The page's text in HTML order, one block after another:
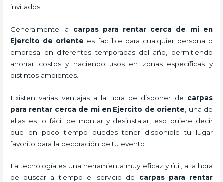
invitados.
Generalmente la carpas para rentar cerca de mi en
Ejercito de oriente es factible para cualquier persona o
empresa en diferentes temporadas del año, permitiendo
ahorrar costos y haciendo usos en zonas específicas y
distintos ambientes.
Existen varias ventajas a la hora de disponer de carpas
para rentar cerca de mi en Ejercito de oriente , una de
ellas es lo fácil de montar y desinstalar, eso quiere decir
que en poco tiempo puedes tener disponible tu lugar
favorito para la decoración de tu evento.
La tecnología es una herramienta muy eficaz y útil, a la hora
de buscar a tiempo el servicio de carpas para rentar